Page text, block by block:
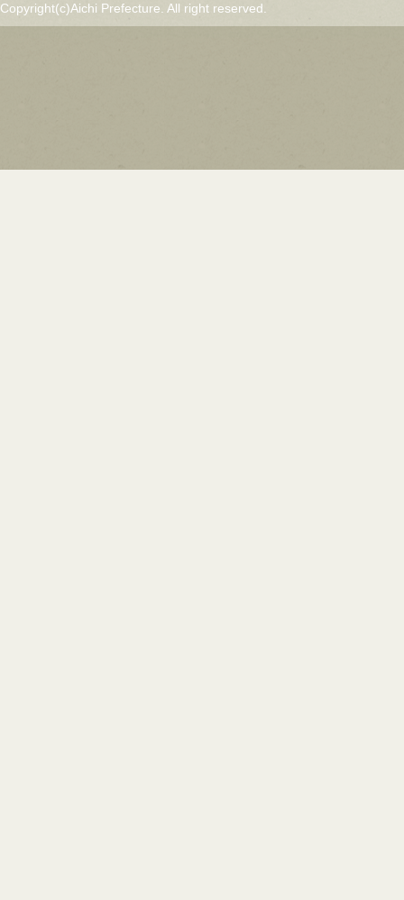
Copyright(c)Aichi Prefecture. All right reserved.